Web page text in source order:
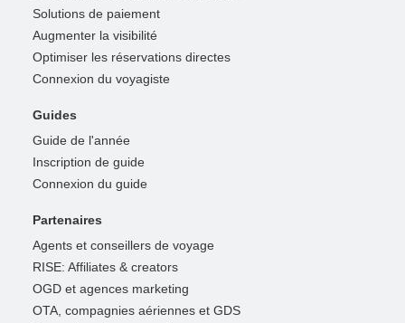
Solutions de paiement
Augmenter la visibilité
Optimiser les réservations directes
Connexion du voyagiste
Guides
Guide de l'année
Inscription de guide
Connexion du guide
Partenaires
Agents et conseillers de voyage
RISE: Affiliates & creators
OGD et agences marketing
OTA, compagnies aériennes et GDS